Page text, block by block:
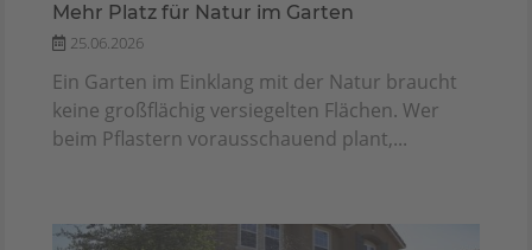
Mehr Platz für Natur im Garten
25.06.2026
Ein Garten im Einklang mit der Natur braucht
keine großflächig versiegelten Flächen. Wer
beim Pflastern vorausschauend plant,...